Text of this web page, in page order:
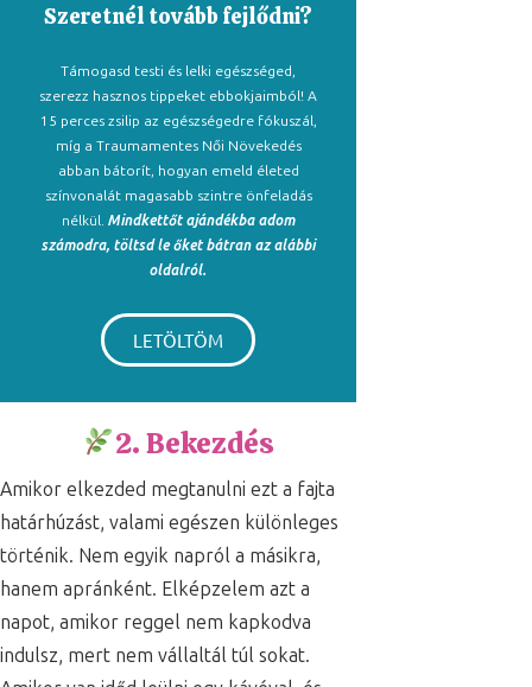
Szeretnél tovább fejlődni?
Támogasd testi és lelki egészséged,
szerezz hasznos tippeket ebbokjaimból! A
15 perces zsilip az egészségedre fókuszál,
míg a Traumamentes Női Növekedés
abban bátorít, hogyan emeld életed
színvonalát magasabb szintre önfeladás
nélkül. Mindkettőt ajándékba adom
számodra, töltsd le őket bátran az alábbi
oldalról.
LETÖLTÖM
2. Bekezdés
Amikor elkezded megtanulni ezt a fajta
határhúzást, valami egészen különleges
történik. Nem egyik napról a másikra,
hanem apránként. Elképzelem azt a
napot, amikor reggel nem kapkodva
indulsz, mert nem vállaltál túl sokat.